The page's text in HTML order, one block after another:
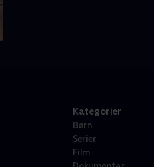
Kategorier
Børn
Serier
Film